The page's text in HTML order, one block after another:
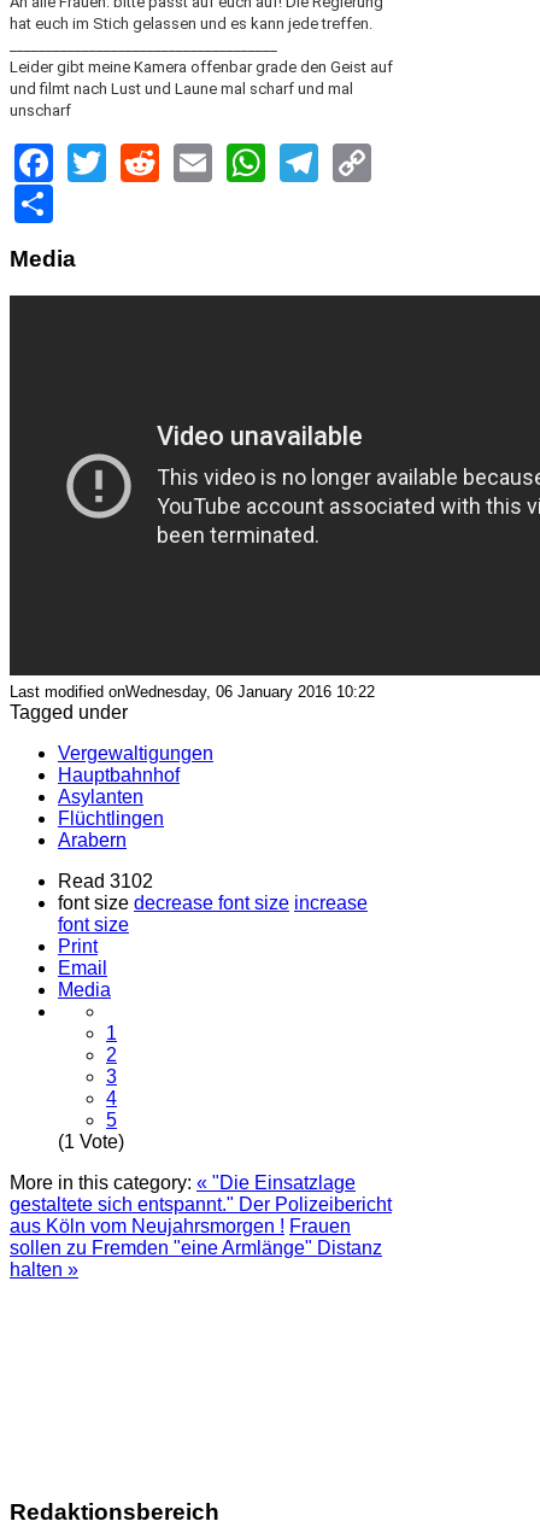
hat euch im Stich gelassen und es kann jede treffen.
Leider gibt meine Kamera offenbar grade den Geist auf
und filmt nach Lust und Laune mal scharf und mal
unscharf
Facebook
TwitterRedditEmailWhatsApp
Telegram
Media
Last modified onWednesday, 06 January 2016 10:22
Tagged under
Vergewaltigungen
Hauptbahnhof
Asylanten
Flüchtlingen
Arabern
Read 3102
font size decrease font size increase
font size
Print
Email
Media
1
2
3
4
5
(1 Vote)
More in this category: « "Die Einsatzlage
gestaltete sich entspannt." Der Polizeibericht
aus Köln vom Neujahrsmorgen ! Frauen
sollen zu Fremden "eine Armlänge" Distanz
halten »
Redaktionsbereich